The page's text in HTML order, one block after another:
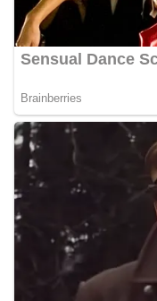
kegiatan
hanya
dan
masyarakat
diharapkan
hubungan
kolektif
keamanan,
lingkungan,
momentum
Republik
rencananya
oleh